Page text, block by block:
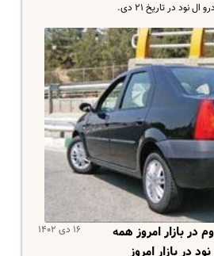
نود در تاریخ ۲۱ دی.
۱۶ دی ۱۴۰۲
بازار امروز همه
در بازار امروز